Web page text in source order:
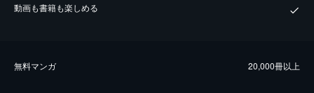
動画も書籍も楽しめる
無料マンガ 20,000冊以上